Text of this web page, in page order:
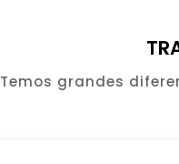
Temos grandes